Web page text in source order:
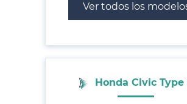
Ver todos los
Honda Civic Type